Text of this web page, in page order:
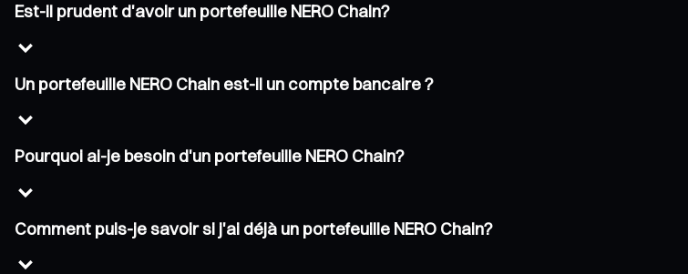
Est-il prudent d'avoir un portefeuille NERO Chain?
Un portefeuille NERO Chain est-il un compte bancaire ?
Pourquoi ai-je besoin d'un portefeuille NERO Chain?
Comment puis-je savoir si j'ai déjà un portefeuille NERO Chain?